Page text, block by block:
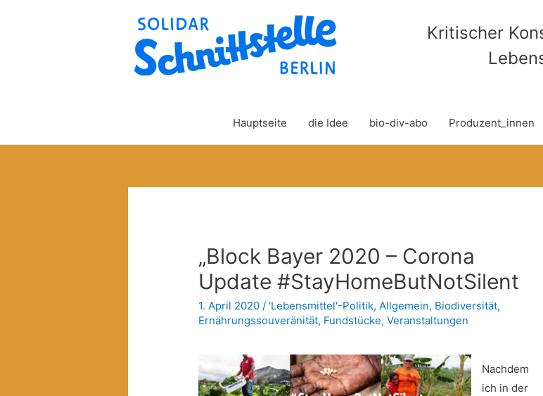
Kritischer
Hauptseite die Idee bio-div-abo Produzent_innen
„Block Bayer 2020 – Corona
Update #StayHomeButNotSilent
1. April 2020 / 'Lebensmittel'-Politik,Allgemein, Biodiversität,
Ernährungssouveränität, Fundstücke,Veranstaltungen
Nachdem
ich in der